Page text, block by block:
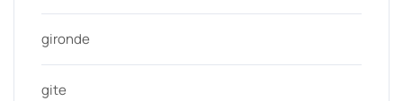
gironde
gite